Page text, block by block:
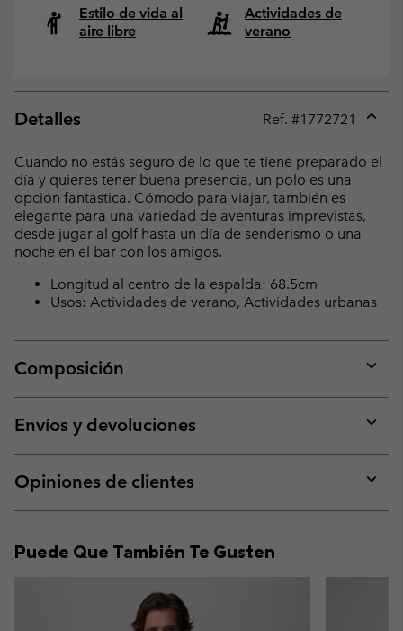
Estilo de vida al
aire libre
Actividades de
verano
Detalles Ref. #1772721
Cuando no estás seguro de lo que te tiene preparado el
día y quieres tener buena presencia, un polo es una
opción fantástica. Cómodo para viajar, también es
elegante para una variedad de aventuras imprevistas,
desde jugar al golf hasta un día de senderismo o una
noche en el bar con los amigos.
Longitud al centro de la espalda: 68.5cm
Usos: Actividades de verano, Actividades urbanas
Composición
or
Envíos y devoluciones
or
Opiniones de clientes
or
Puede Que También Te Gusten